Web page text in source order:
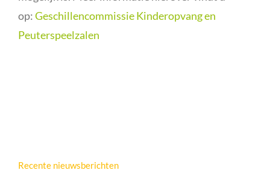
op:Geschillencommissie Kinderopvang en
Peuterspeelzalen
Recente nieuwsberichten